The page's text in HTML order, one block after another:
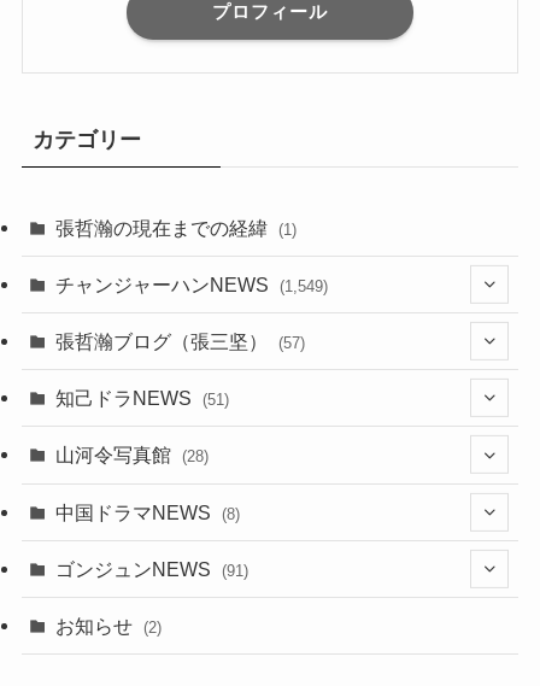
プロフィール
カテゴリー
張哲瀚の現在までの経緯 (1)
チャンジャーハンNEWS (1,549)
(6)
(29)
(20)
張哲瀚ブログ（張三坚） (57)
(14)
知己ドラNEWS (51)
(42)
(5)
山河令写真館 (28)
(17)
中国ドラマNEWS (8)
(1)
(6)
ゴンジュンNEWS (91)
お知らせ (2)